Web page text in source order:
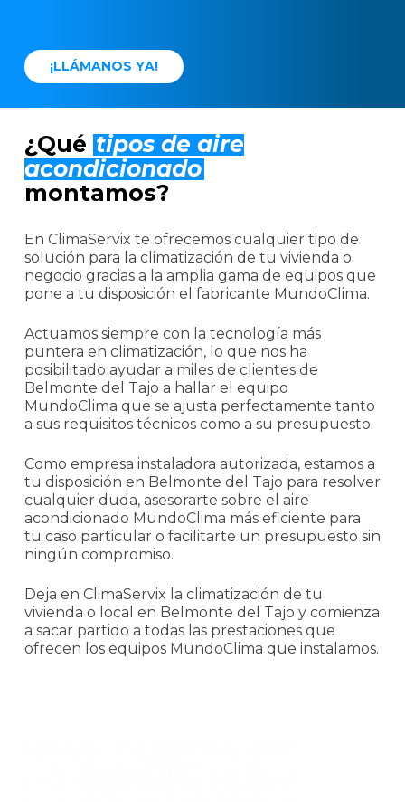
¡LLÁMANOS YA!
¿Qué tipos de aire
acondicionado
montamos?
En ClimaServix te ofrecemos cualquier tipo de
solución para la climatización de tu vivienda o
negocio gracias a la amplia gama de equipos que
pone a tu disposición el fabricante MundoClima.
Actuamos siempre con la tecnología más
puntera en climatización, lo que nos ha
posibilitado ayudar a miles de clientes de
Belmonte del Tajo a hallar el equipo
MundoClima que se ajusta perfectamente tanto
a sus requisitos técnicos como a su presupuesto.
Como empresa instaladora autorizada, estamos a
tu disposición en Belmonte del Tajo para resolver
cualquier duda, asesorarte sobre el aire
acondicionado MundoClima más eficiente para
tu caso particular o facilitarte un presupuesto sin
ningún compromiso.
Deja en ClimaServix la climatización de tu
vivienda o local en Belmonte del Tajo y comienza
a sacar partido a todas las prestaciones que
ofrecen los equipos MundoClima que instalamos.